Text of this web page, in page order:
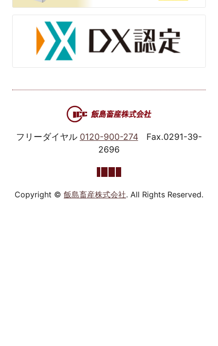
フリーダイヤル 0120-900-274
Fax.0291-39-
2696
Copyright © 飯島畜産株式会社. All Rights Reserved.